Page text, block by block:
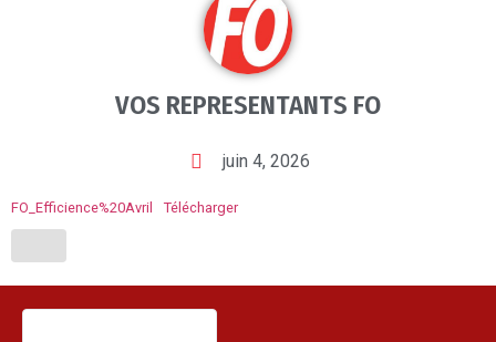
VOS REPRESENTANTS FO
juin 4, 2026
FO_Efficience%20Avril Télécharger